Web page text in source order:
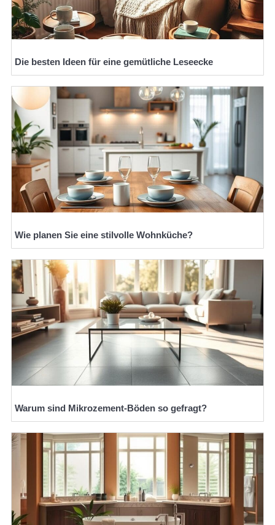
Die besten Ideen für eine gemütliche Leseecke
Wie planen Sie eine stilvolle Wohnküche?
Warum sind Mikrozement-Böden so gefragt?